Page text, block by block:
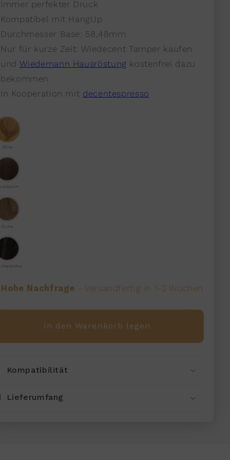
Immer perfekter Druck
Kompatibel mit HangUp
Durchmesser Base: 58,48mm
Nur für kurze Zeit: Wiedecent Tamper kaufen
und Wiedemann Hausröstung kostenfrei dazu
bekommen
In Kooperation mit decentespresso
Olive
Eiche
Nachfrage - Versandfertig in 1-2 Wochen
In den Warenkorb legen
Kompatibilität
Lieferumfang